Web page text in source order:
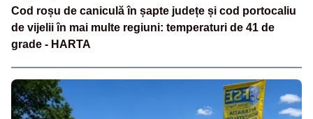
Cod roșu de caniculă în șapte județe și cod portocaliu
de vijelii în mai multe regiuni: temperaturi de 41 de
grade - HARTA